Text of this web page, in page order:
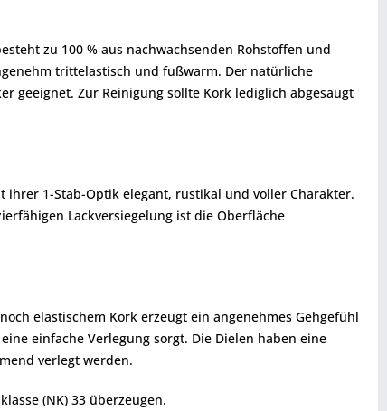
zu 100 % aus nachwachsenden Rohstoffen und
trittelastisch und fußwarm. Der natürliche
geeignet. Zur Reinigung sollte Kork lediglich abgesaugt
1-Stab-Optik elegant, rustikal und voller Charakter.
Lackversiegelung ist die Oberfläche
elastischem Kork erzeugt ein angenehmes Gehgefühl
einfache Verlegung sorgt. Die Dielen haben eine
verlegt werden.
(NK) 33 überzeugen.